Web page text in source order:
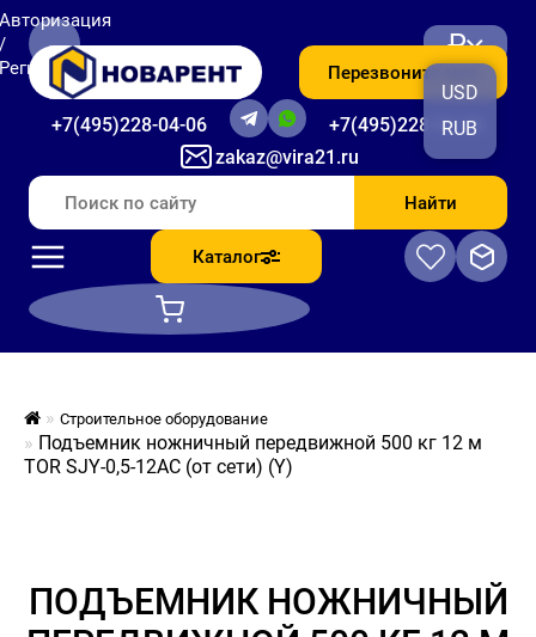
zakaz@vira21.ru
+7(495)228-04-06 +7(495)228-06-56
Перезвоните мне
₽
USD
RUB
Найти
Каталог
Строительное оборудование
Подъемник ножничный передвижной 500 кг 12 м
TOR SJY-0,5-12AC (от сети) (Y)
ПОДЪЕМНИК НОЖНИЧНЫЙ